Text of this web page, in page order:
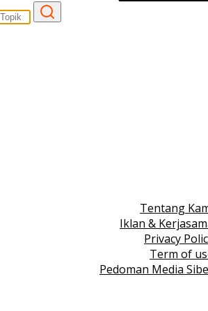
Tentang
Iklan &
Privacy
Term of
Pedoman Media